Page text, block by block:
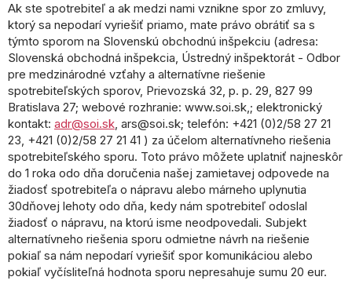
Ak ste spotrebiteľ a ak medzi nami vznikne spor zo zmluvy,
ktorý sa nepodarí vyriešiť priamo, mate právo obrátiť sa s
týmto sporom na Slovenskú obchodnú inšpekciu (adresa:
Slovenská obchodná inšpekcia, Ústredný inšpektorát - Odbor
pre medzinárodné vzťahy a alternatívne riešenie
spotrebiteľských sporov, Prievozská 32, p. p. 29, 827 99
Bratislava 27; webové rozhranie: www.soi.sk,; elektronický
kontakt: adr@soi.sk, ars@soi.sk; telefón: +421 (0)2/58 27 21
23, +421 (0)2/58 27 21 41 ) za účelom alternatívneho riešenia
spotrebiteľského sporu. Toto právo môžete uplatniť najneskôr
do 1 roka odo dňa doručenia našej zamietavej odpovede na
žiadosť spotrebiteľa o nápravu alebo márneho uplynutia
30dňovej lehoty odo dňa, kedy nám spotrebiteľ odoslal
žiadosť o nápravu, na ktorú isme neodpovedali. Subjekt
alternatívneho riešenia sporu odmietne návrh na riešenie
pokiaľ sa nám nepodarí vyriešiť spor komunikáciou alebo
pokiaľ vyčísliteľná hodnota sporu nepresahuje sumu 20 eur.